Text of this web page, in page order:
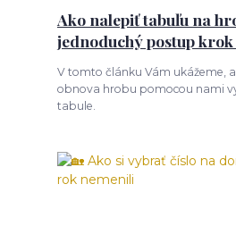
Ako nalepiť tabuľu na
jednoduchý postup
V tomto článku Vám ukážeme,
obnova hrobu pomocou nami
tabule.